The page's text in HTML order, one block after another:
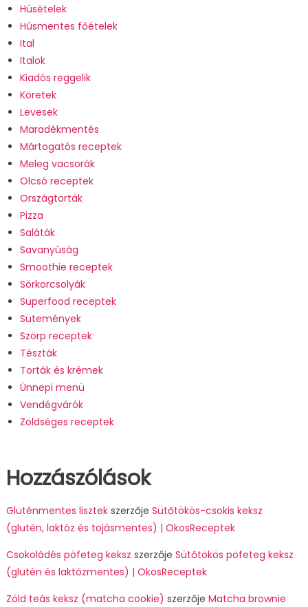
Húsételek
Húsmentes főételek
Ital
Italok
Kiadós reggelik
Köretek
Levesek
Maradékmentés
Mártogatós receptek
Meleg vacsorák
Olcsó receptek
Országtorták
Pizza
Saláták
Savanyúság
Smoothie receptek
Sörkorcsolyák
Superfood receptek
Sütemények
Szörp receptek
Tészták
Torták és krémek
Ünnepi menü
Vendégvárók
Zöldséges receptek
Hozzászólások
Gluténmentes lisztekszerzője Sütőtökös-csokis keksz
(glutén, laktóz és tojásmentes) | OkosReceptek
Csokoládés pöfeteg keksz szerzője Sütőtökös pöfeteg keksz
(glutén és laktózmentes) | OkosReceptek
Zöld teás keksz (matcha cookie) szerzője Matcha brownie